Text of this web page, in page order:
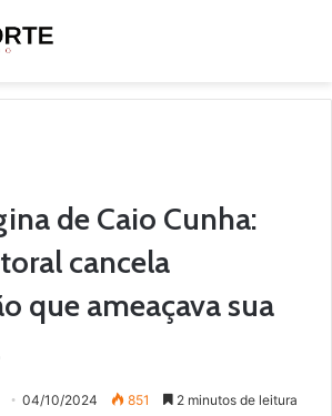
de Caio Cunha:
cancela
que ameaçava sua
04/10/2024 851 2 minutos de leitura